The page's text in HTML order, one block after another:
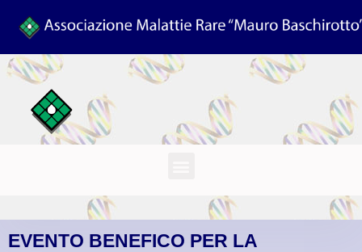
EVENTO BENEFICO PER LA